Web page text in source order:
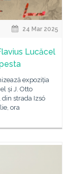
24 Mar 2025
Lucăcel
expoziția
și J. Otto
strada Izsó
ora